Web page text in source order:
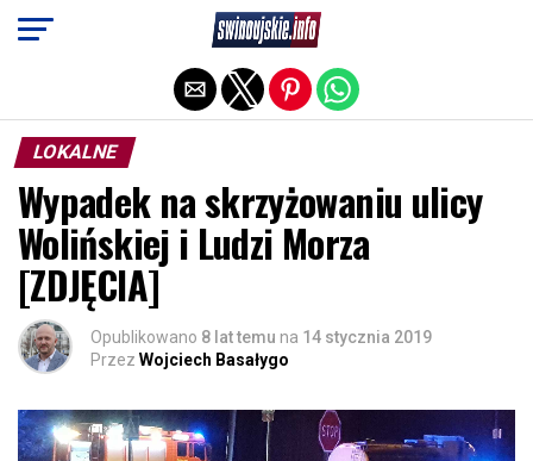
LOKALNE
Wypadek na skrzyżowaniu ulicy
Wolińskiej i Ludzi Morza
[ZDJĘCIA]
Opublikowano 8 lat temu na 14 stycznia 2019
Przez Wojciech Basałygo
Exit mobile version